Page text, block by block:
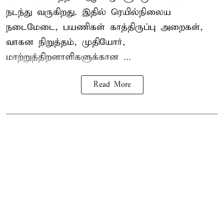
நடந்து வருகிறது. இதில் ரெயில்நிலைய
நடைமேடை, பயணிகள் காத்திருப்பு அறைகள்,
வாகன நிறுத்தம், முதியோர்,
மாற்றுத்திறனாளிகளுக்கான ...
Read More